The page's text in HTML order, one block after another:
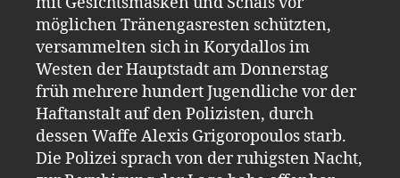
möglichen Tränengasresten schützten,
versammelten sich in Korydallos im
Westen der Hauptstadt am Donnerstag
früh mehrere hundert Jugendliche vor der
Haftanstalt auf den Polizisten, durch
dessen Waffe Alexis Grigoropoulos starb.
Die Polizei sprach von der ruhigsten Nacht,